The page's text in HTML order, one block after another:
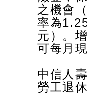
之機會
率為
元）。
可每月
中信人
勞工退